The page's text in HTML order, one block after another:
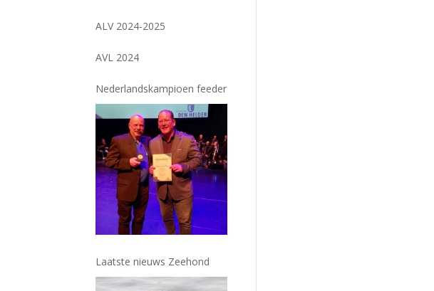
ALV 2024-2025
AVL 2024
Nederlandskampioen feeder
Laatste nieuws Zeehond